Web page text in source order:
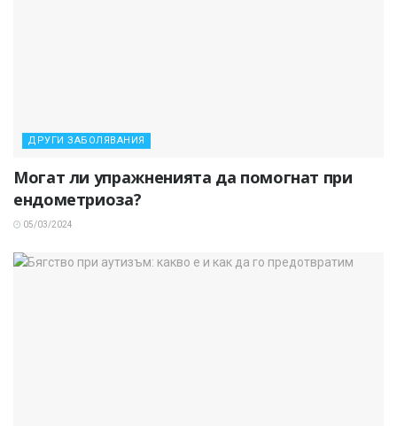
ДРУГИ ЗАБОЛЯВАНИЯ
Могат ли упражненията да помогнат при
ендометриоза?
05/03/2024